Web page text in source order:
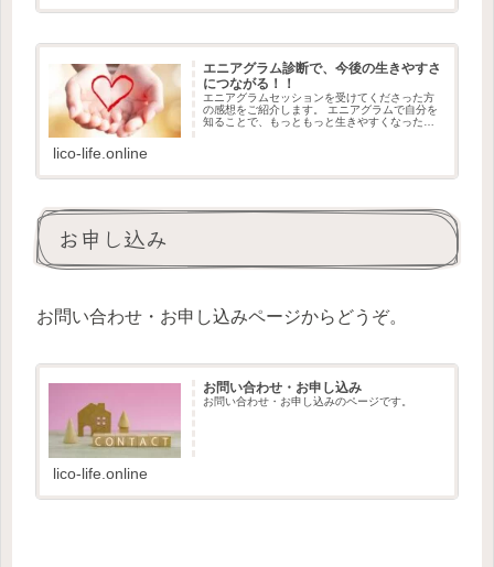
エニアグラム診断で、今後の生きやすさ
につながる！！
エニアグラムセッションを受けてくださった方
の感想をご紹介します。 エニアグラムで自分を
知ることで、もっともっと生きやすくなったり
lico-life.online
お申し込み
お問い合わせ・お申し込みページからどうぞ。
お問い合わせ・お申し込み
お問い合わせ・お申し込みのページです。
lico-life.online